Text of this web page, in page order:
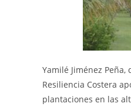
Yamilé Jiménez
Resiliencia Costera
plantaciones en las